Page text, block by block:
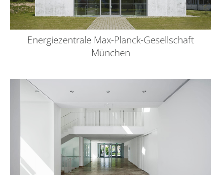
Energiezentrale Max-Planck-Gesellschaft
München